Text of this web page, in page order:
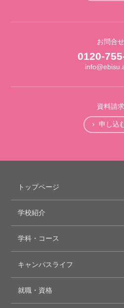
お問合せ
0120-
資料請求
申し込
トップページ
学校紹介
学科・コース
キャンパスライフ
就職・資格